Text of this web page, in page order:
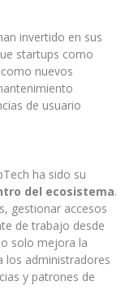
invertido en sus
startups como
nuevos
de usuario
ha sido su
del ecosistema.
gestionar accesos
de trabajo desde
solo mejora la
los administradores
y patrones de